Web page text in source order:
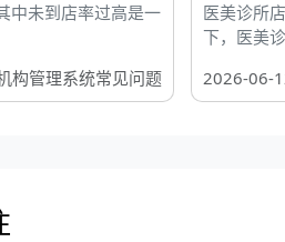
中未到店率过高是一
构管理系统常见问题
医美诊所
下，医美
2026-06-